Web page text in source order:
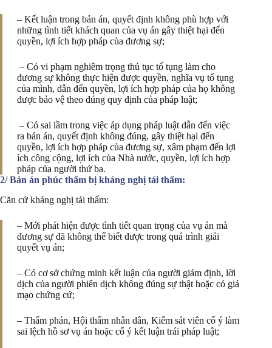
– Kết luận trong bản án, quyết định không phù hợp với
những tình tiết khách quan của vụ án gây thiệt hại đến
quyền, lợi ích hợp pháp của đương sự;
– Có vi phạm nghiêm trọng thủ tục tố tụng làm cho
đương sự không thực hiện được quyền, nghĩa vụ tố tụng
của mình, dẫn đến quyền, lợi ích hợp pháp của họ không
được bảo vệ theo đúng quy định của pháp luật;
– Có sai lầm trong việc áp dụng pháp luật dẫn đến việc
ra bản án, quyết định không đúng, gây thiệt hại đến
quyền, lợi ích hợp pháp của đương sự, xâm phạm đến lợi
ích công cộng, lợi ích của Nhà nước, quyền, lợi ích hợp
pháp của người thứ ba.
2/ Bản án phúc thẩm bị kháng nghị tái thẩm:
Căn cứ kháng nghị tái thẩm:
– Mới phát hiện được tình tiết quan trọng của vụ án mà
đương sự đã không thể biết được trong quá trình giải
quyết vụ án;
– Có cơ sở chứng minh kết luận của người giám định, lời
dịch của người phiên dịch không đúng sự thật hoặc có giả
mạo chứng cứ;
– Thẩm phán, Hội thẩm nhân dân, Kiểm sát viên cố ý làm
sai lệch hồ sơ vụ án hoặc cố ý kết luận trái pháp luật;